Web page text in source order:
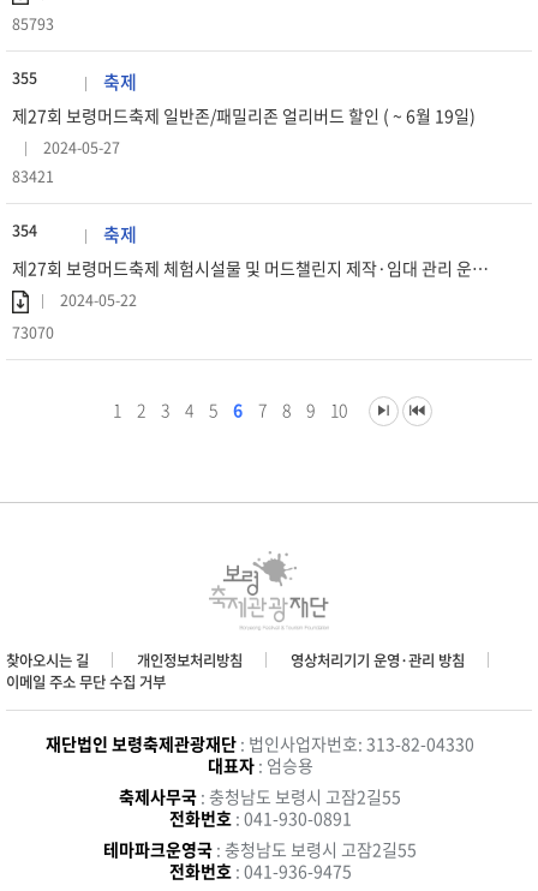
85793
355 축제
제27회 보령머드축제 일반존/패밀리존 얼리버드 할인 ( ~ 6월 19일)
2024-05-27
83421
354 축제
제27회 보령머드축제 체험시설물 및 머드챌린지 제작·임대 관리 운영 용역 평가결과 및 우선협상대상자 공고
2024-05-22
73070
1 2 3 4 5 6 7 8 9 10
찾아오시는 길 개인정보처리방침
영상처리기기 운영·관리 방침
이메일 주소 무단 수집 거부
재단법인 보령축제관광재단 : 법인사업자번호: 313-82-04330
대표자: 엄승용
축제사무국 : 충청남도 보령시 고잠2길55
전화번호 : 041-930-0891
테마파크운영국 : 충청남도 보령시 고잠2길55
전화번호 : 041-936-9475